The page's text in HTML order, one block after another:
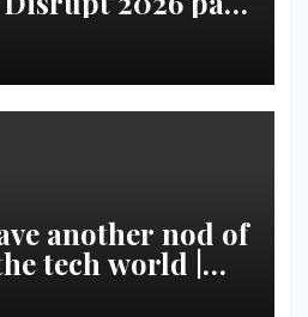
| VseTime.ru
another nod of
tech world |